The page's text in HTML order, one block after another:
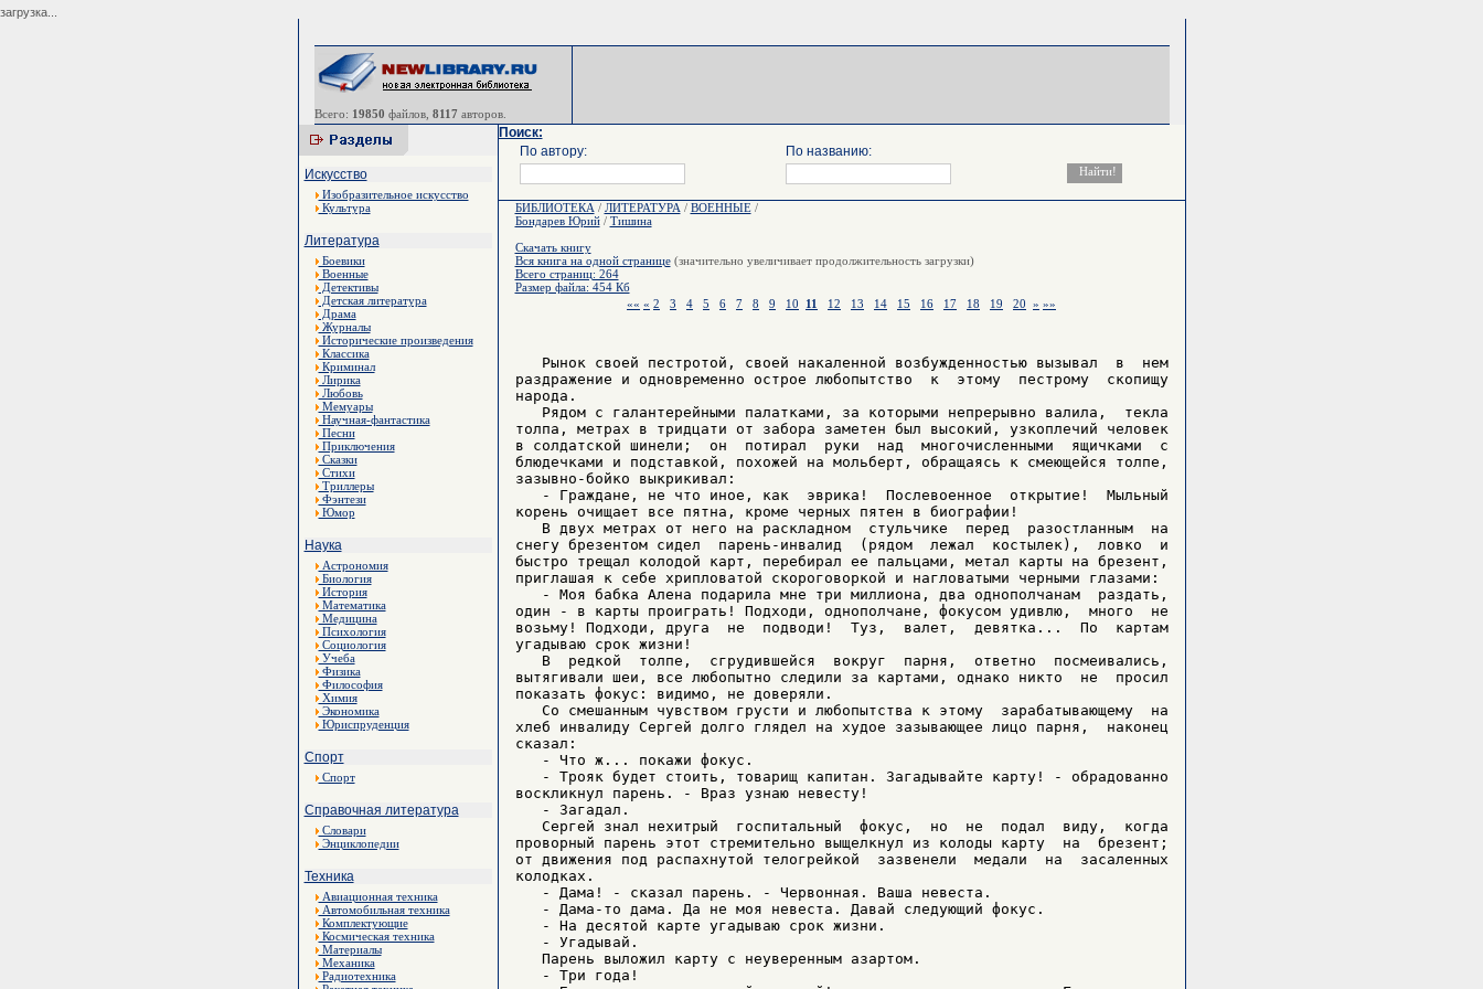
загрузка...
Всего: 19850 файлов, 8117 авторов.
Искусство
Изобразительное искусство
Культура
Литература
Боевики
Военные
Детективы
Детская литература
Драма
Журналы
Исторические произведения
Классика
Криминал
Лирика
Любовь
Мемуары
Научная-фантастика
Песни
Приключения
Сказки
Стихи
Триллеры
Фэнтези
Юмор
Наука
Астрономия
Биология
История
Математика
Медицина
Психология
Социология
Учеба
Физика
Философия
Химия
Экономика
Юриспруденция
Спорт
Спорт
Справочная литература
Словари
Энциклопедии
Техника
Авиационная техника
Автомобильная техника
Комплектующие
Космическая техника
Материалы
Механика
Радиотехника
Поиск:
По автору:
По названию:
БИБЛИОТЕКА / ЛИТЕРАТУРА / ВОЕННЫЕ/
Бондарев Юрий/ Тишина
Скачать книгу
Вся книга на одной странице(значительно увеличивает продолжительность загрузки)
Всего страниц: 264
Размер файла: 454 Кб
«« « 2 3 4 5 6 7 8 9 10 11 12 13 14 15 16 17 18 19 20 » »»
   Рынок своей пестротой, своей накаленной возбужденностью вызывал  в  нем
раздражение и одновременно острое любопытство  к  этому  пестрому  скопищу
народа.
   Рядом с галантерейными палатками, за которыми непрерывно валила,  текла
толпа, метрах в тридцати от забора заметен был высокий, узкоплечий человек
в солдатской шинели;  он  потирал  руки  над  многочисленными  ящичками  с
блюдечками и подставкой, похожей на мольберт, обращаясь к смеющейся толпе,
зазывно-бойко выкрикивал:
   - Граждане, не что иное, как  эврика!  Послевоенное  открытие!  Мыльный
корень очищает все пятна, кроме черных пятен в биографии!
   В двух метрах от него на раскладном  стульчике  перед  разостланным  на
снегу брезентом сидел  парень-инвалид  (рядом  лежал  костылек),  ловко  и
быстро трещал колодой карт, перебирал ее пальцами, метал карты на брезент,
приглашая к себе хрипловатой скороговоркой и нагловатыми черными глазами:
   - Моя бабка Алена подарила мне три миллиона, два однополчанам  раздать,
один - в карты проиграть! Подходи, однополчане, фокусом удивлю,  много  не
возьму! Подходи, друга  не  подводи!  Туз,  валет,  девятка...  По  картам
угадываю срок жизни!
   В  редкой  толпе,  сгрудившейся  вокруг  парня,  ответно  посмеивались,
вытягивали шеи, все любопытно следили за картами, однако никто  не  просил
показать фокус: видимо, не доверяли.
   Со смешанным чувством грусти и любопытства к этому  зарабатывающему  на
хлеб инвалиду Сергей долго глядел на худое зазывающее лицо парня,  наконец
сказал:
   - Что ж... покажи фокус.
   - Трояк будет стоить, товарищ капитан. Загадывайте карту! - обрадованно
воскликнул парень. - Враз узнаю невесту!
   - Загадал.
   Сергей знал нехитрый  госпитальный  фокус,  но  не  подал  виду,  когда
проворный парень этот стремительно выщелкнул из колоды карту  на  брезент;
от движения под распахнутой телогрейкой  зазвенели  медали  на  засаленных
колодках.
   - Дама! - сказал парень. - Червонная. Ваша невеста.
   - Дама-то дама. Да не моя невеста. Давай следующий фокус.
   - На десятой карте угадываю срок жизни.
   - Угадывай.
   Парень выложил карту с неуверенным азартом.
   - Три года!